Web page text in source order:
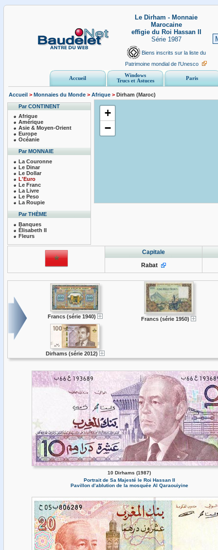
Le Dirham - Monnaie
Marocaine
effigie du Roi Hassan II
Série 1987
Biens inscrits sur la liste du
Patrimoine mondial de l'Unesco
Accueil
Windows
Trucs et Astuces
Paris
Accueil > Monnaies du Monde > Afrique > Dirham (Maroc)
Par CONTINENT
Afrique
Amérique
Asie & Moyen-Orient
Europe
Océanie
Par MONNAIE
La Couronne
Le Dinar
Le Dollar
L'Euro
Le Franc
La Livre
Le Peso
La Roupie
Par THÈME
Banques
Élisabeth II
Fleurs
+
−
Capitale
Rabat
Francs (série 1940) Francs (série 1950)
Dirhams (série 2012)
10 Dirhams (1987)
Portrait de Sa Majesté le Roi Hassan II
Pavillon d’ablution de la mosquée Al Qaraouiyine